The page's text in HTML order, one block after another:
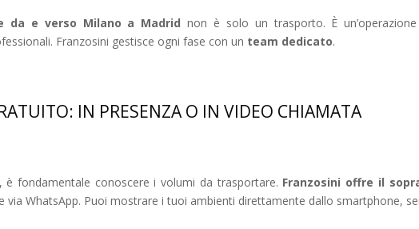
da e verso Milano a Madrid non è solo un trasporto. È
Franzosini gestisce ogni fase con un team dedicato.
IN PRESENZA O IN VIDEO CHIAMATA
è fondamentale conoscere i volumi da trasportare. Franzosini offre il
via WhatsApp. Puoi mostrare i tuoi ambienti direttamente dallo smartphone,